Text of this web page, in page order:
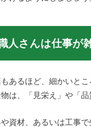
人さんは仕事が
あるほど、細かいと
は、「見栄え」や「品
資材、あるいは工事